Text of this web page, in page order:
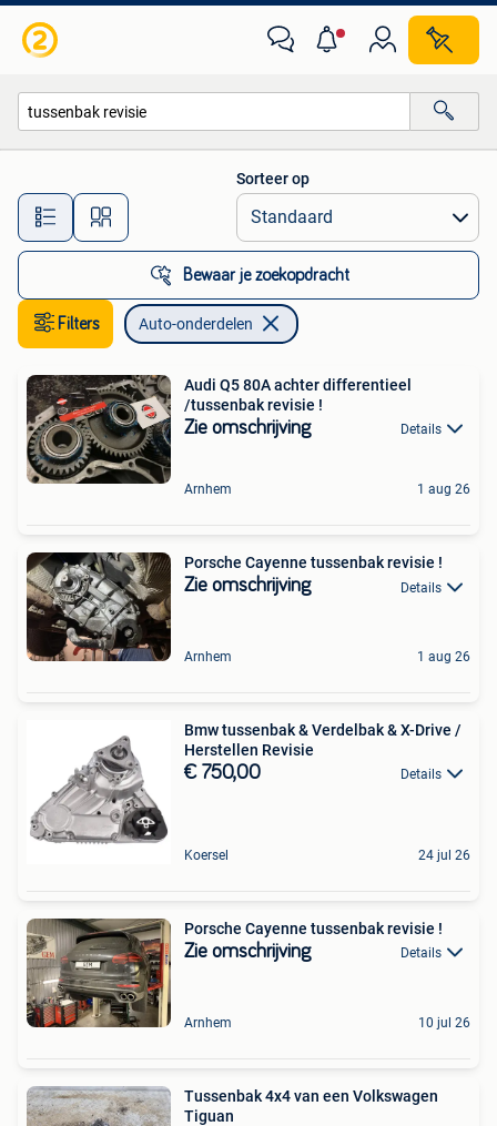
Alle afstanden…
Sorteer op
Bewaar je zoekopdracht
Filters Auto-onderdelen
Audi Q5 80A achter differentieel
/tussenbak revisie !
Zie omschrijving Details
Arnhem 1 aug 26
Porsche Cayenne tussenbak revisie !
Zie omschrijving Details
Arnhem 1 aug 26
Bmw tussenbak & Verdelbak & X-Drive /
Herstellen Revisie
€ 750,00 Details
Koersel 24 jul 26
Porsche Cayenne tussenbak revisie !
Zie omschrijving Details
Arnhem 10 jul 26
Tussenbak 4x4 van een Volkswagen
Tiguan